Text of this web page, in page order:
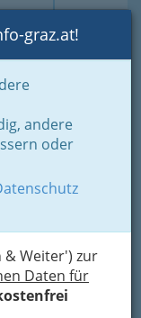
Login Toggle
graz.at!
andere
oder
Weiter') zur
Daten für
sind sehr aktiv
-
kann die